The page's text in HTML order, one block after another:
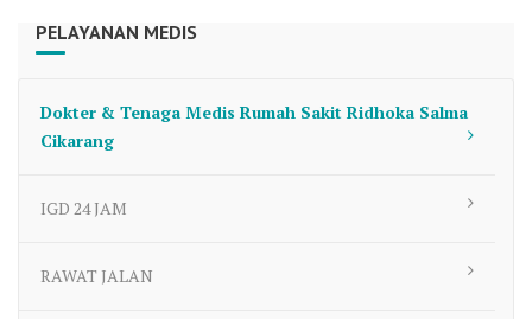
PELAYANAN MEDIS
Dokter & Tenaga Medis Rumah Sakit Ridhoka Salma
Cikarang
IGD 24 JAM
RAWAT JALAN